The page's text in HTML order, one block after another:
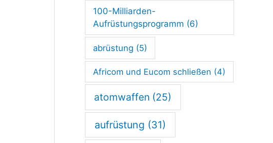
100-Milliarden-
Aufrüstungsprogramm (6)
abrüstung (5)
Africom und Eucom schließen (4)
atomwaffen (25)
aufrüstung (31)